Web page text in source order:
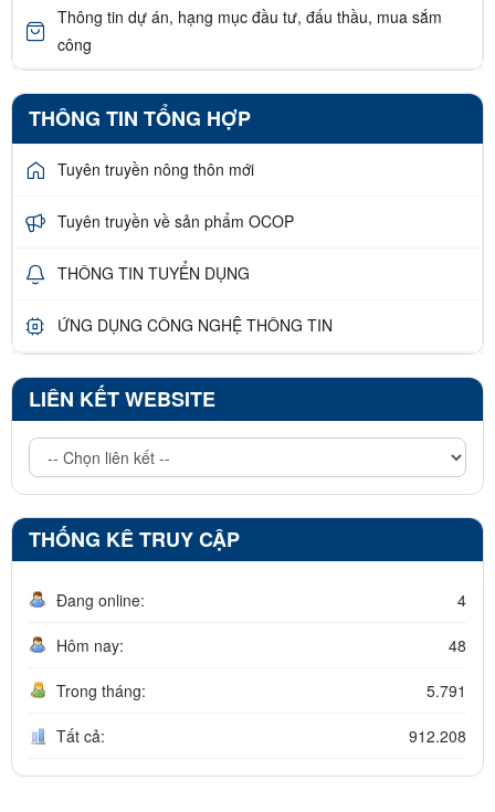
Thông tin dự án, hạng mục đầu tư, đấu thầu, mua sắm
công
THÔNG TIN TỔNG HỢP
Tuyên truyền nông thôn mới
Tuyên truyền về sản phẩm OCOP
THÔNG TIN TUYỂN DỤNG
ỨNG DỤNG CÔNG NGHỆ THÔNG TIN
LIÊN KẾT WEBSITE
THỐNG KÊ TRUY CẬP
Đang online: 4
Hôm nay: 48
Trong tháng: 5.791
Tất cả: 912.208